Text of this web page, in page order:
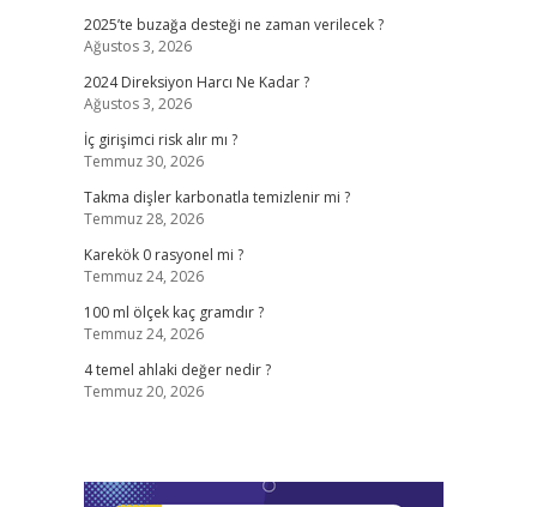
2025’te buzağa desteği ne zaman verilecek ?
Ağustos 3, 2026
2024 Direksiyon Harcı Ne Kadar ?
Ağustos 3, 2026
İç girişimci risk alır mı ?
Temmuz 30, 2026
Takma dişler karbonatla temizlenir mi ?
Temmuz 28, 2026
Karekök 0 rasyonel mi ?
Temmuz 24, 2026
100 ml ölçek kaç gramdır ?
Temmuz 24, 2026
4 temel ahlaki değer nedir ?
Temmuz 20, 2026